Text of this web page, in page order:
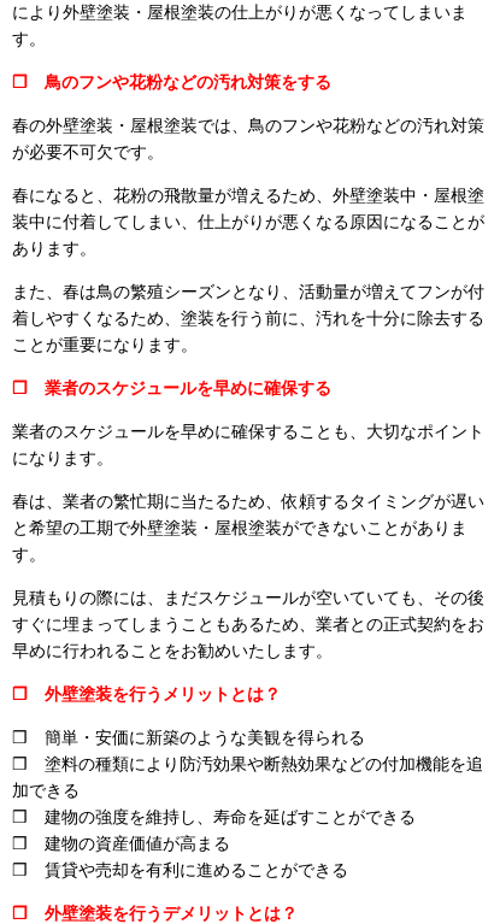
により外壁塗装・屋根塗装の仕上がりが悪くなってしまいま
す。
❒ 鳥のフンや花粉などの汚れ対策をする
春の外壁塗装・屋根塗装では、鳥のフンや花粉などの汚れ対策
が必要不可欠です。
春になると、花粉の飛散量が増えるため、外壁塗装中・屋根塗
装中に付着してしまい、仕上がりが悪くなる原因になることが
あります。
また、春は鳥の繁殖シーズンとなり、活動量が増えてフンが付
着しやすくなるため、塗装を行う前に、汚れを十分に除去する
ことが重要になります。
❒ 業者のスケジュールを早めに確保する
業者のスケジュールを早めに確保することも、大切なポイント
になります。
春は、業者の繁忙期に当たるため、依頼するタイミングが遅い
と希望の工期で外壁塗装・屋根塗装ができないことがありま
す。
見積もりの際には、まだスケジュールが空いていても、その後
すぐに埋まってしまうこともあるため、業者との正式契約をお
早めに行われることをお勧めいたします。
❒ 外壁塗装を行うメリットとは？
❒ 簡単・安価に新築のような美観を得られる
❒ 塗料の種類により防汚効果や断熱効果などの付加機能を追
加できる
❒ 建物の強度を維持し、寿命を延ばすことができる
❒ 建物の資産価値が高まる
❒ 賃貸や売却を有利に進めることができる
❒ 外壁塗装を行うデメリットとは？